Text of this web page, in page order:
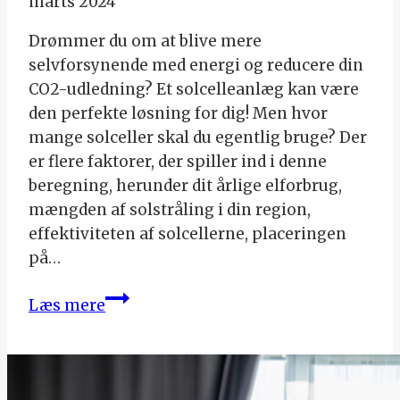
Drømmer du om at blive mere
selvforsynende med energi og reducere din
CO2-udledning? Et solcelleanlæg kan være
den perfekte løsning for dig! Men hvor
mange solceller skal du egentlig bruge? Der
er flere faktorer, der spiller ind i denne
beregning, herunder dit årlige elforbrug,
mængden af solstråling i din region,
effektiviteten af solcellerne, placeringen
på…
Læs mereHvor